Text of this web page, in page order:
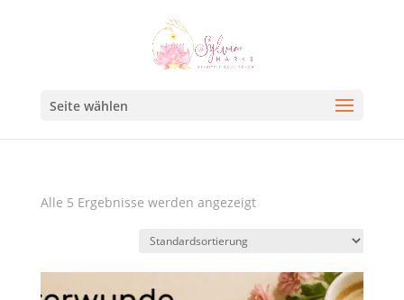
Seite wählen
Alle 5 Ergebnisse werden angezeigt